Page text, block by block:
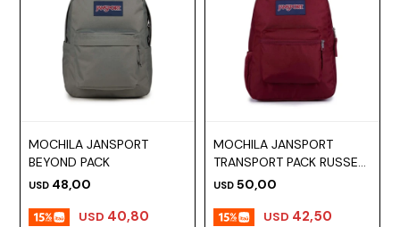
MOCHILA JANSPORT
BEYOND PACK
USD 48,00
USD 40,80
MOCHILA JANSPORT
TRANSPORT PACK RUSSET
RED
USD 50,00
USD 42,50